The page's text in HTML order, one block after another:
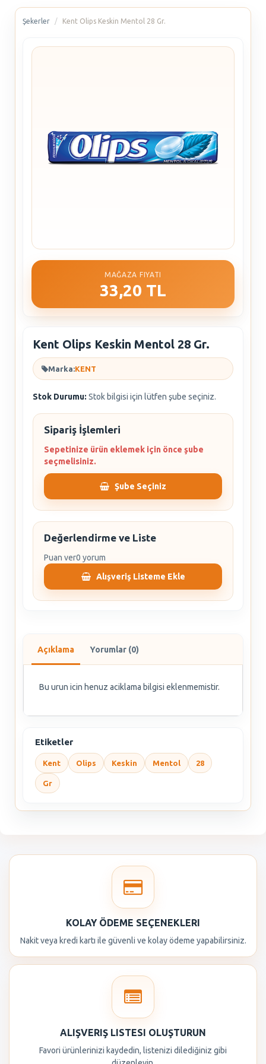
Şekerler Kent Olips Keskin Mentol 28 Gr.
MAĞAZA FIYATI
33,20 TL
Kent Olips Keskin Mentol 28 Gr.
Marka:KENT
Stok Durumu: Stok bilgisi için lütfen şube seçiniz.
Sipariş İşlemleri
Sepetinize ürün eklemek için önce şube
seçmelisiniz.
Şube Seçiniz
Değerlendirme ve Liste
Puan ver0 yorum
Alışveriş Listeme Ekle
Açıklama Yorumlar (0)
Bu urun icin henuz aciklama bilgisi eklenmemistir.
Etiketler
Kent Olips Keskin Mentol 28
Gr
KOLAY ÖDEME SEÇENEKLERI
Nakit veya kredi kartı ile güvenli ve kolay ödeme yapabilirsiniz.
ALIŞVERIŞ LISTESI OLUŞTURUN
Favori ürünlerinizi kaydedin, listenizi dilediğiniz gibi